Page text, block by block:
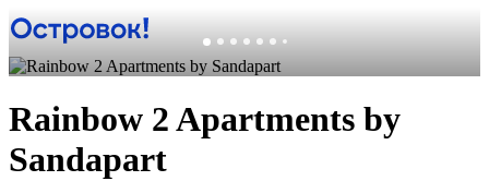
Rainbow 2 Apartments by
Sandapart